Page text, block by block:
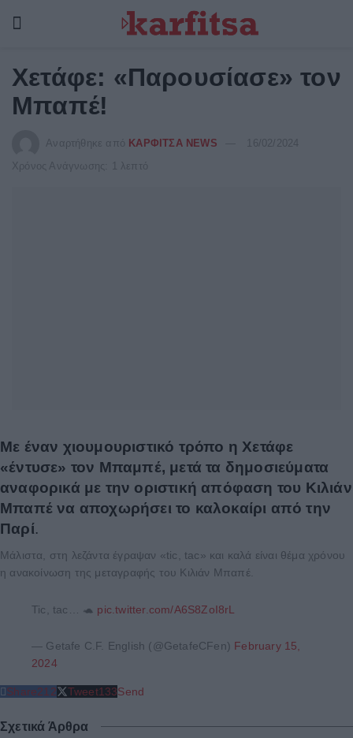
Χετάφε: «Παρουσίασε» τον
Μπαπέ!
Αναρτήθηκε από ΚΑΡΦΙΤΣΑ NEWS
16/02/2024
Χρόνος Ανάγνωσης: 1 λεπτό
Με έναν χιουμουριστικό τρόπο η Χετάφε
«έντυσε» τον Μπαμπέ, μετά τα δημοσιεύματα
αναφορικά με την οριστική απόφαση του Κιλιάν
Μπαπέ να αποχωρήσει το καλοκαίρι από την
Παρί.
Μάλιστα, στη λεζάντα έγραψαν «tic, tac» και καλά είναι θέμα χρόνου
η ανακοίνωση της μεταγραφής του Κιλιάν Μπαπέ.
Tic, tac… 🐢 pic.twitter.com/A6S8ZoI8rL
— Getafe C.F. English (@GetafeCFen) February 15,
2024
Share212 Tweet133Send
Σχετικά Άρθρα